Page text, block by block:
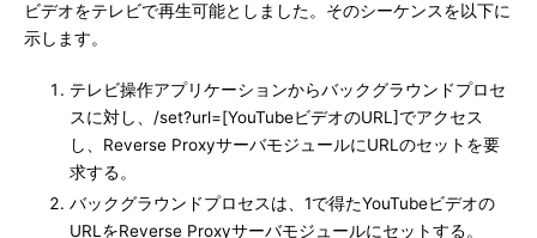
ビデオをテレビで再生可能としました。そのシーケンスを以下に
示します。
テレビ操作アプリケーションからバックグラウンドプロセ
スに対し、/set?url=[YouTubeビデオのURL]でアクセス
し、Reverse ProxyサーバモジュールにURLのセットを要
求する。
バックグラウンドプロセスは、1で得たYouTubeビデオの
URLをReverse Proxyサーバモジュールにセットする。